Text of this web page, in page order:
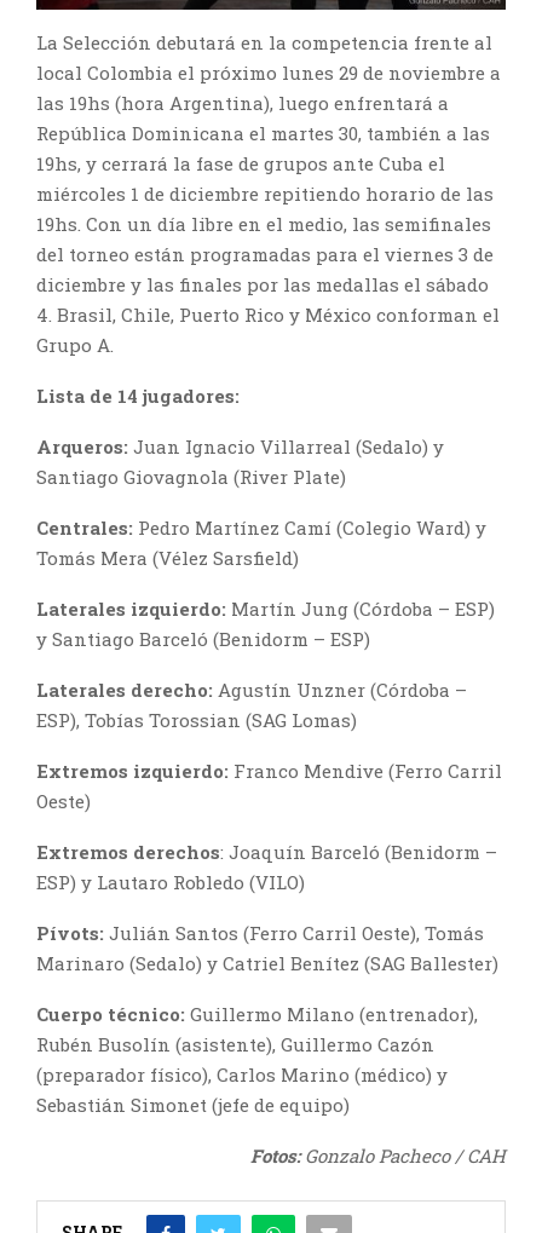
La Selección debutará en la competencia frente al
local Colombia el próximo lunes 29 de noviembre a
las 19hs (hora Argentina), luego enfrentará a
República Dominicana el martes 30, también a las
19hs, y cerrará la fase de grupos ante Cuba el
miércoles 1 de diciembre repitiendo horario de las
19hs. Con un día libre en el medio, las semifinales
del torneo están programadas para el viernes 3 de
diciembre y las finales por las medallas el sábado
4. Brasil, Chile, Puerto Rico y México conforman el
Grupo A.
Lista de 14 jugadores:
Arqueros: Juan Ignacio Villarreal (Sedalo) y
Santiago Giovagnola (River Plate)
Centrales: Pedro Martínez Camí (Colegio Ward) y
Tomás Mera (Vélez Sarsfield)
Laterales izquierdo: Martín Jung (Córdoba – ESP)
y Santiago Barceló (Benidorm – ESP)
Laterales derecho: Agustín Unzner (Córdoba –
ESP), Tobías Torossian (SAG Lomas)
Extremos izquierdo: Franco Mendive (Ferro Carril
Oeste)
Extremos derechos: Joaquín Barceló (Benidorm –
ESP) y Lautaro Robledo (VILO)
Pívots: Julián Santos (Ferro Carril Oeste), Tomás
Marinaro (Sedalo) y Catriel Benítez (SAG Ballester)
Cuerpo técnico: Guillermo Milano (entrenador),
Rubén Busolín (asistente), Guillermo Cazón
(preparador físico), Carlos Marino (médico) y
Sebastián Simonet (jefe de equipo)
Fotos:Gonzalo Pacheco / CAH